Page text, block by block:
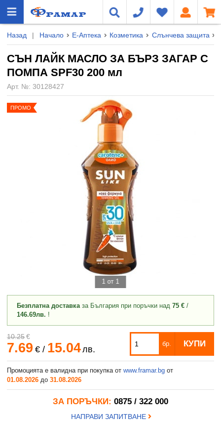
Назад | Начало Е-Аптека Козметика Слънчева защита
СЪН ЛАЙК МАСЛО ЗА БЪРЗ ЗАГАР С
ПОМПА SPF30 200 мл
Арт. №: 30128427
1 от 1
ПРОМО
Безплатна доставказа България при поръчки над 75 € /
146.69лв. !
10.25 €
7.69 €/ 15.04лв.
бр. КУПИ
Промоцията е валидна при покупка от www.framar.bg от
01.08.2026 до 31.08.2026
ЗА ПОРЪЧКИ: 0875 / 322 000
НАПРАВИ ЗАПИТВАНЕ